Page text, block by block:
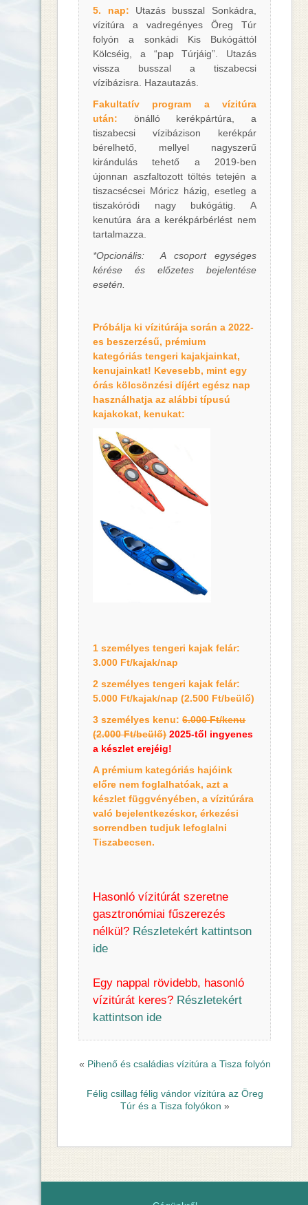
5. nap: Utazás busszal Sonkádra,
vízitúra a vadregényes Öreg Túr
folyón a sonkádi Kis Bukógáttól
Kölcséig, a “pap Túrjáig”. Utazás
vissza busszal a tiszabecsi
vízibázisra. Hazautazás.
Fakultatív program a vízitúra
után: önálló kerékpártúra, a
tiszabecsi vízibázison kerékpár
bérelhető, mellyel nagyszerű
kirándulás tehető a 2019-ben
újonnan aszfaltozott töltés tetején a
tiszacsécsei Móricz házig, esetleg a
tiszakóródi nagy bukógátig. A
kenutúra ára a kerékpárbérlést nem
tartalmazza.
*Opcionális: A csoport egységes
kérése és előzetes bejelentése
esetén.
Próbálja ki vízitúrája során a 2022-
es beszerzésű, prémium
kategóriás tengeri kajakjainkat,
kenujainkat! Kevesebb, mint egy
órás kölcsönzési díjért egész nap
használhatja az alábbi típusú
kajakokat, kenukat:
1 személyes tengeri kajak felár:
3.000 Ft/kajak/nap
2 személyes tengeri kajak felár:
5.000 Ft/kajak/nap (2.500 Ft/beülő)
3 személyes kenu:6.000 Ft/kenu
(2.000 Ft/beülő) 2025-től ingyenes
a készlet erejéig!
A prémium kategóriás hajóink
előre nem foglalhatóak, azt a
készlet függvényében, a vízitúrára
való bejelentkezéskor, érkezési
sorrendben tudjuk lefoglalni
Tiszabecsen.
Hasonló vízitúrát szeretne
gasztronómiai fűszerezés
nélkül? Részletekért kattintson
ide
Egy nappal rövidebb, hasonló
vízitúrát keres? Részletekért
kattintson ide
« Pihenő és családias vízitúra a Tisza folyón
Félig csillag félig vándor vízitúra az Öreg
Túr és a Tisza folyókon »